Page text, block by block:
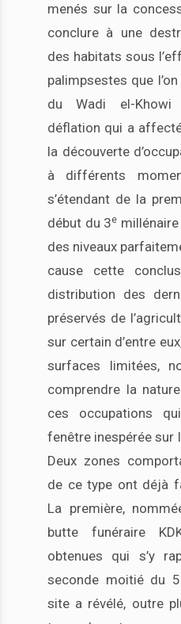
menés sur la
conclure à une
des habitats sous
palimpsestes que
du Wadi el-
déflation qui a
la découverte
à différents
s’étendant de la
début du 3e
des niveaux
cause cette
distribution des
préservés de
sur certain d’entre
surfaces limitées,
comprendre la
ces occupations
fenêtre inespérée sur
Deux zones
de ce type ont déjà
La première,
butte funéraire
obtenues qui s’y
seconde moitié du 5
site a révélé, outre